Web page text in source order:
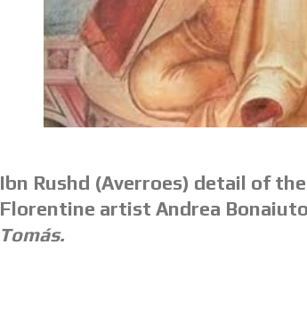
Ibn Rushd (Aver­ro­es) de­tail of
Flo­ren­ti­ne ar­tist Andrea
Tomás.